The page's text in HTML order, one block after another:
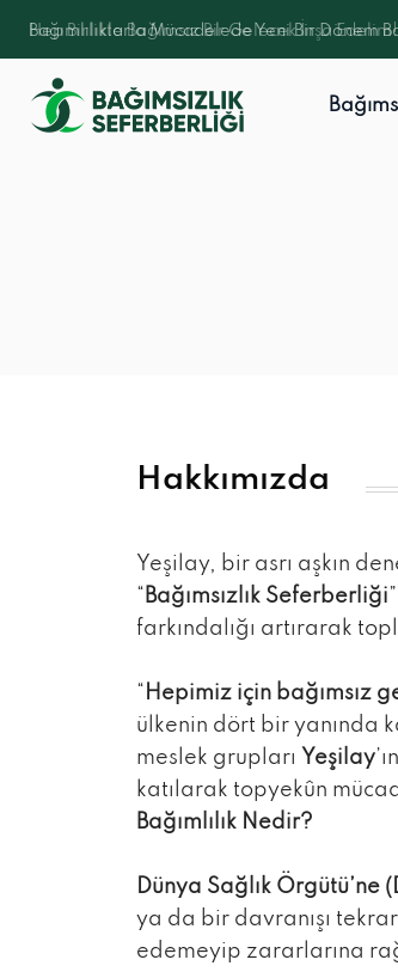
Bağımlılıklarla Mücadelede Yeni Bir Dönem
Hakkımızda
Yeşilay, bir asrı aşkın
“ Bağımsızlık Seferberliği
farkındalığı artırarak
“ Hepimiz için bağımsız
ülkenin dört bir yanında
meslek grupları Yeşilay
katılarak topyekûn
Bağımlılık Nedir?
Dünya Sağlık Örgütü’ne
ya da bir davranışı
edemeyip zararlarına